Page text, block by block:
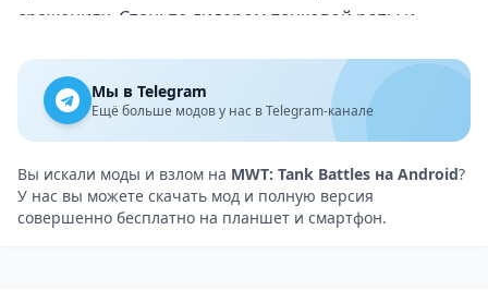
сражениях. Станьте лидером танковой роты и
напряжённых боях. Победите врагов и станьте
триумфатором на поле боя!
Поднимитесь в небо на легендарных самолётах,
таких как AH-64E Apache и истребитель F-35B. В игре
тщательно воссоздана механика полёта, а взлёт и
посадка переданы с удивительной
Мы в Telegram
Ещё больше модов у нас в Telegram-канале
Вы искали моды и взлом на MWT: Tank Battles на Android?
У нас вы можете скачать мод и полную версия
совершенно бесплатно на планшет и смартфон.